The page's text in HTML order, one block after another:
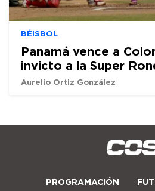
BÉISBOL
Panamá vence a
invicto a la Super
Aurelio Ortiz González
PROGRAMACIÓN